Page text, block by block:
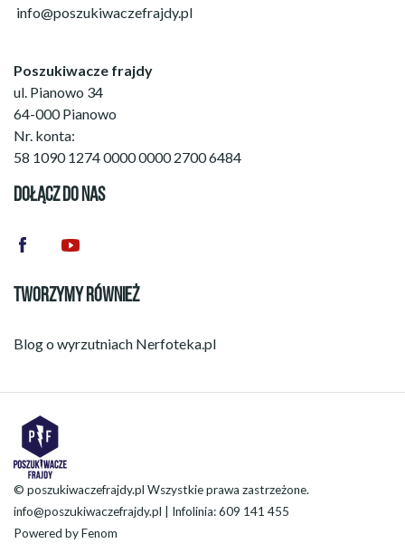
info@poszukiwaczefrajdy.pl
Poszukiwacze frajdy
ul. Pianowo 34
64-000 Pianowo
Nr. konta:
58 1090 1274 0000 0000 2700 6484
DOŁĄCZ DO NAS
TWORZYMY RÓWNIEŻ
Blog o wyrzutniach Nerfoteka.pl
© poszukiwaczefrajdy.pl Wszystkie prawa zastrzeżone.
info@poszukiwaczefrajdy.pl | Infolinia: 609 141 455
Powered byFenom